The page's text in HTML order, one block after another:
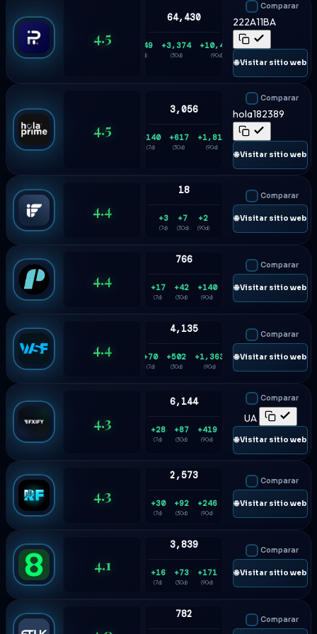
4.5
64,430
+749
(7d)
+3,374
(30d)
+10,445
(90d)
Comparar
222A11BA
🌐 Visitar sitio web
4.5
3,056
+140
(7d)
+617
(30d)
+1,815
(90d)
Comparar
hola182389
🌐 Visitar sitio web
4.4
18
+3
(7d)
+7
(30d)
+2
(90d)
Comparar
🌐 Visitar sitio web
4.4
766
+17
(7d)
+42
(30d)
+140
(90d)
Comparar
🌐 Visitar sitio web
4.4
4,135
+70
(7d)
+502
(30d)
+1,363
(90d)
Comparar
🌐 Visitar sitio web
4.3
6,144
+28
(7d)
+87
(30d)
+419
(90d)
Comparar
UA
🌐 Visitar sitio web
4.3
2,573
+30
(7d)
+92
(30d)
+246
(90d)
Comparar
🌐 Visitar sitio web
4.1
3,839
+16
(7d)
+73
(30d)
+171
(90d)
Comparar
🌐 Visitar sitio web
782 Comparar